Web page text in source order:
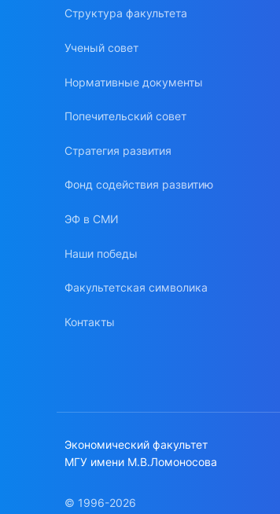
Структура факультета
Ученый совет
Нормативные документы
Попечительский совет
Стратегия развития
Фонд содействия развитию
ЭФ в СМИ
Наши победы
Факультетская символика
Контакты
Экономический факультет
МГУ имени М.В.Ломоносова
© 1996-2026